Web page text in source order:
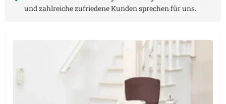
und zahlreiche zufriedene Kunden sprechen für uns.